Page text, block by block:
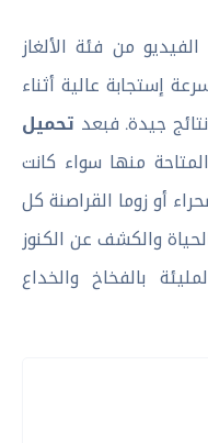
من فئة الألغاز
إستجابة عالية أثناء
جيدة. فبعد تحميل
منها سواء كانت
أو زوما القراصنة كل
والكشف عن الكنوز
بالفخاخ والخداع